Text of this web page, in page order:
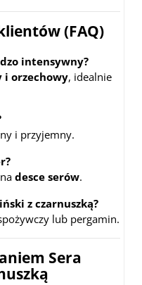
(FAQ)
intensywny?
orzechowy, idealnie
i przyjemny.
desce serów.
z czarnuszką?
lub pergamin.
Sera